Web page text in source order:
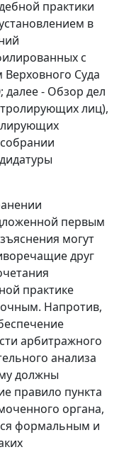
практики
в
с
Суда
далее - Обзор дел
лиц),
первым
могут
друг
практике
Напротив,
арбитражного
анализа
должны
правило пункта
органа,
формальным и